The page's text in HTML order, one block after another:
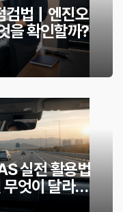
검법｜엔진오
을 확인할까?
실전 활용법
무엇이 달라질